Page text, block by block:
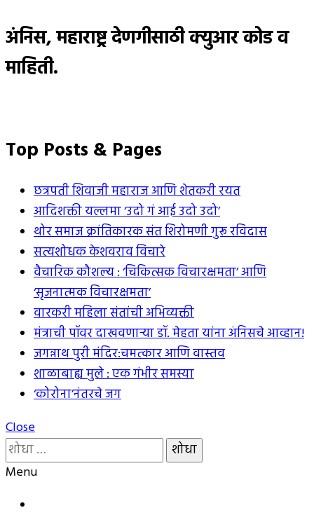
अंनिस, महाराष्ट्र देणगीसाठी क्युआर कोड व
माहिती.
Top Posts & Pages
छत्रपती शिवाजी महाराज आणि शेतकरी रयत
आदिशक्ती यल्लमा ‘उदो गं आई उदो उदो’
थोर समाज क्रांतिकारक संत शिरोमणी गुरू रविदास
सत्यशोधक केशवराव विचारे
वैचारिक कौशल्य : ‘चिकित्सक विचारक्षमता’ आणि
‘सृजनात्मक विचारक्षमता’
वारकरी महिला संतांची अभिव्यक्ती
मंत्राची पॉवर दाखवणार्‍या डॉ. मेहता यांना अंनिसचे आव्हान!
जगन्नाथ पुरी मंदिर:चमत्कार आणि वास्तव
शाळाबाह्य मुले : एक गंभीर समस्या
‘कोरोना’नंतरचे जग
Close
यांचा
शोध
Menu